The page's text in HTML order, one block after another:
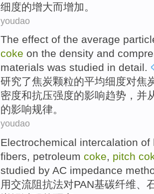
细度的增大而增加 。
youdao
The effect of the average
coke on the density and
materials was studied in detail.
研究了焦炭颗粒的平均细度对焦
密度和抗压强度的影响趋势，并
的影响规律。
youdao
Electrochemical intercalation of
fibers, petroleum coke, pitch
studied by AC impedance
用交流阻抗法对PAN基碳纤维、